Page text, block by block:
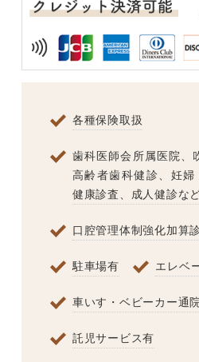
各種保険取扱
歯科医師会所属医院、
高齢者歯科健診、妊
健康診査、成人健診な
口腔管理体制強化加算
駐車場有 エレベ
車いす・ベビーカー通
託児サービス有